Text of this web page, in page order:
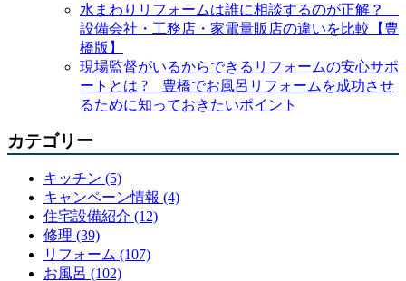
水まわりリフォームは誰に相談するのが正解？
設備会社・工務店・家電量販店の違いを比較【豊
橋版】
現場監督がいるからできるリフォームの安心サポ
ートとは ? 豊橋でお風呂リフォームを成功させ
るために知っておきたいポイント
カテゴリー
キッチン (5)
キャンペーン情報 (4)
住宅設備紹介 (12)
修理 (39)
リフォーム (107)
お風呂 (102)